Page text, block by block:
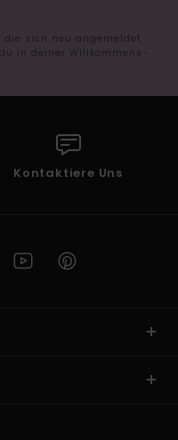
sich neu angemeldet
in deiner Willkommens-
Kontaktiere Uns